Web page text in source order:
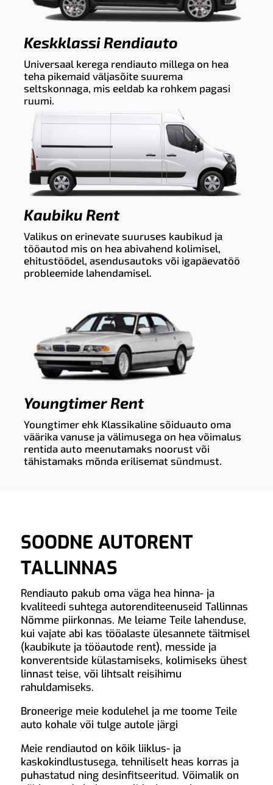
Keskklassi Rendiauto
Universaal kerega rendiauto millega on hea
teha pikemaid väljasõite suurema
seltskonnaga, mis eeldab ka rohkem pagasi
ruumi.
Kaubiku Rent
Valikus on erinevate suuruses kaubikud ja
tööautod mis on hea abivahend kolimisel,
ehitustöödel, asendusautoks või igapäevatöö
probleemide lahendamisel.
Youngtimer Rent
Youngtimer ehk Klassikaline sõiduauto oma
väärika vanuse ja välimusega on hea võimalus
rentida auto meenutamaks noorust või
tähistamaks mõnda erilisemat sündmust.
SOODNE AUTORENT
TALLINNAS
Rendiauto pakub oma väga hea hinna- ja
kvaliteedi suhtega autorenditeenuseid Tallinnas
Nõmme piirkonnas. Me leiame Teile lahenduse,
kui vajate abi kas tööalaste ülesannete täitmisel
(kaubikute ja tööautode rent), messide ja
konverentside külastamiseks, kolimiseks ühest
linnast teise, või lihtsalt reisihimu
rahuldamiseks.
Broneerige meie kodulehel ja me toome Teile
auto kohale või tulge autole järgi
Meie rendiautod on kõik liiklus- ja
kaskokindlustusega, tehniliselt heas korras ja
puhastatud ning desinfitseeritud. Võimalik on